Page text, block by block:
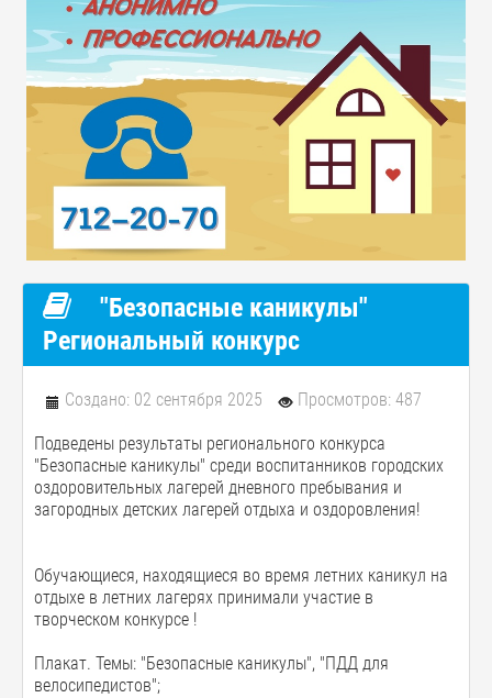
"Безопасные каникулы"
Региональный конкурс
Создано: 02 сентября 2025 Просмотров: 487
Подведены результаты регионального конкурса
"Безопасные каникулы" среди воспитанников городских
оздоровительных лагерей дневного пребывания и
загородных детских лагерей отдыха и оздоровления!
Обучающиеся, находящиеся во время летних каникул на
отдыхе в летних лагерях принимали участие в
творческом конкурсе !
Плакат. Темы: "Безопасные каникулы", "ПДД для
велосипедистов";